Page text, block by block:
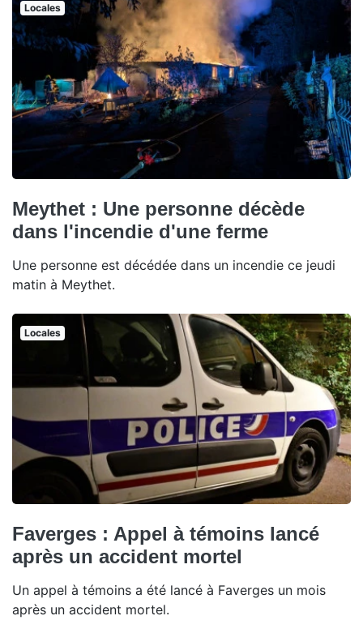
Locales
Meythet : Une personne décède
dans l'incendie d'une ferme
Une personne est décédée dans un incendie ce jeudi
matin à Meythet.
Locales
Faverges : Appel à témoins lancé
après un accident mortel
Un appel à témoins a été lancé à Faverges un mois
après un accident mortel.